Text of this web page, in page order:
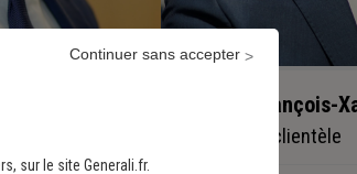
BASSE François-
Chargé de clientèle
sur le site Generali.fr.
Continuer sans accepter